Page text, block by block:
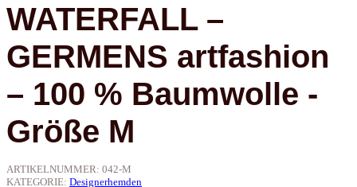
WATERFALL –
GERMENS artfashion
– 100 % Baumwolle -
Größe M
ARTIKELNUMMER: 042-M
KATEGORIE: Designerhemden